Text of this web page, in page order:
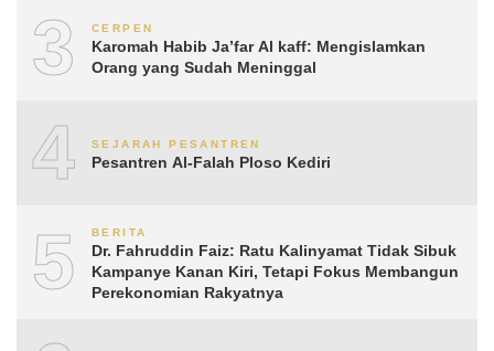
3 CERPEN
Karomah Habib Ja’far Al kaff: Mengislamkan
Orang yang Sudah Meninggal
4 SEJARAH PESANTREN
Pesantren Al-Falah Ploso Kediri
5 BERITA
Dr. Fahruddin Faiz: Ratu Kalinyamat Tidak Sibuk
Kampanye Kanan Kiri, Tetapi Fokus Membangun
Perekonomian Rakyatnya